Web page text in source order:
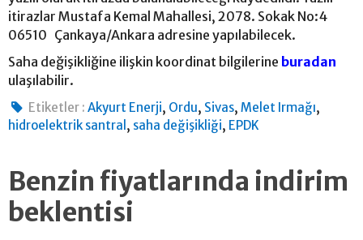
itirazlar Mustafa Kemal Mahallesi, 2078. Sokak No:4
06510 Çankaya/Ankara adresine yapılabilecek.
Saha değişikliğine ilişkin koordinat bilgilerine buradan
ulaşılabilir.
Etiketler : Akyurt Enerji, Ordu, Sivas,Melet Irmağı,
hidroelektrik santral , saha değişikliği, EPDK
Benzin fiyatlarında indirim
beklentisi